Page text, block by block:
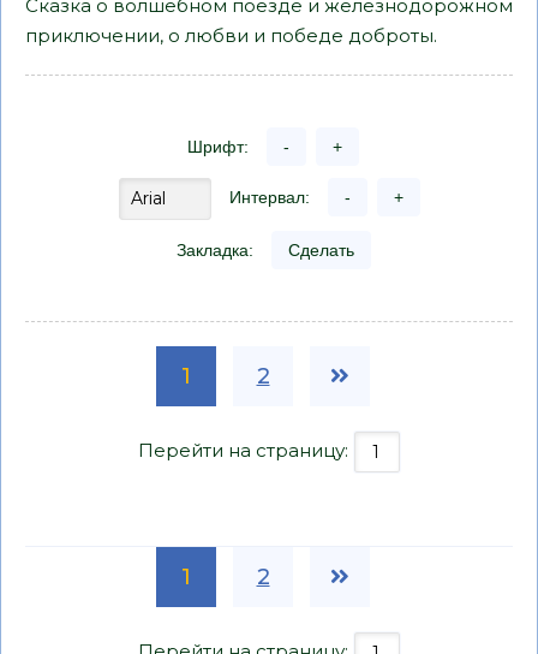
Сказка о волшебном поезде и железнодорожном
приключении, о любви и победе доброты.
Шрифт: - +
Интервал: - +
Закладка: Сделать
1 2
Перейти на страницу:
1 2